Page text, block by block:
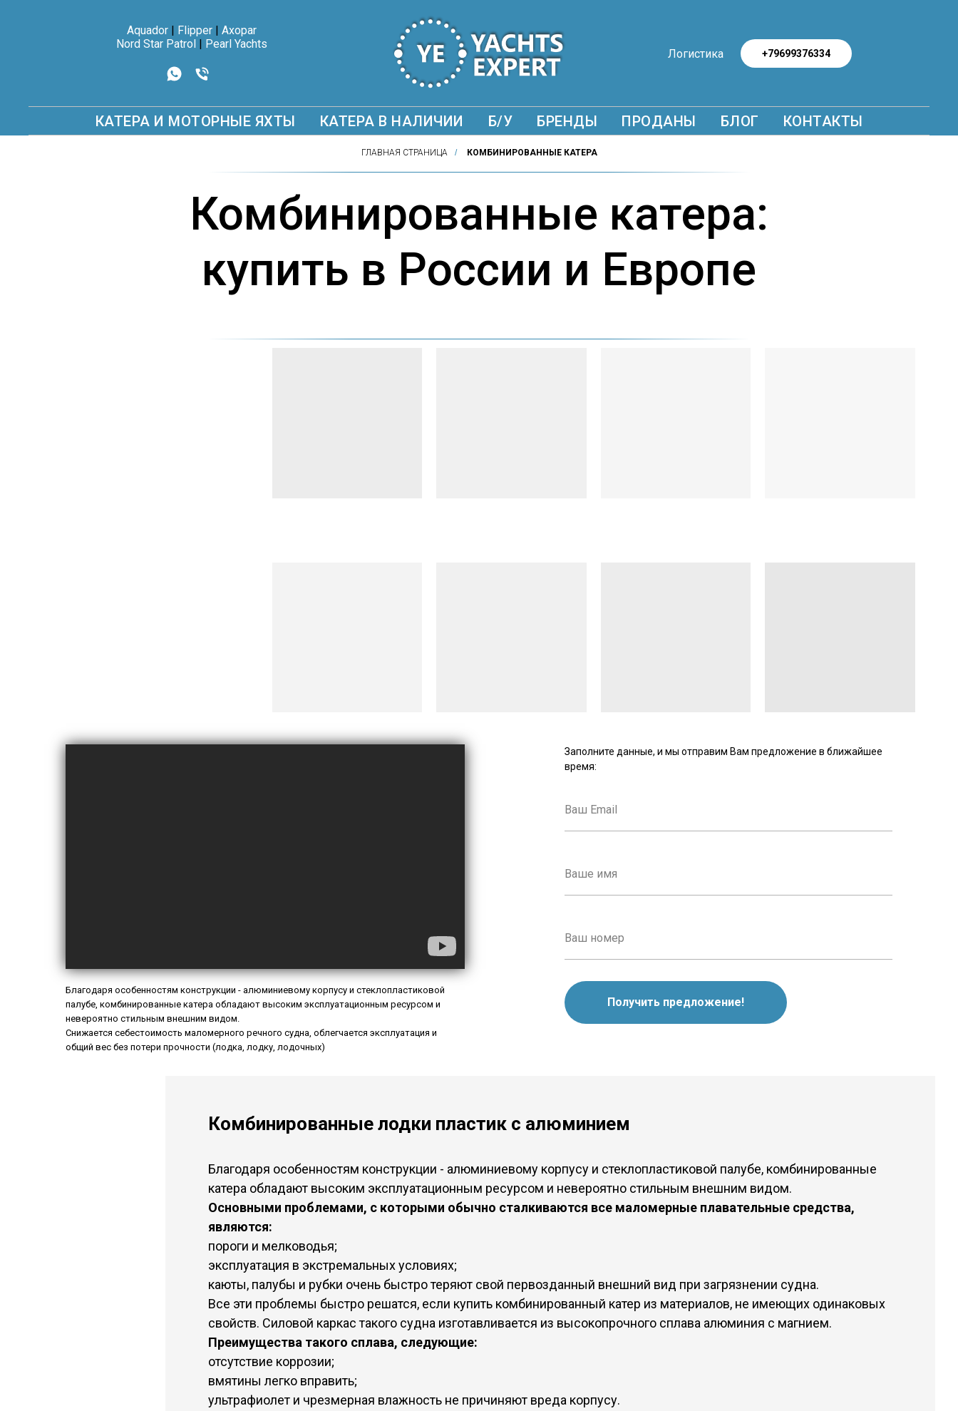
Aquador | Flipper | Axopar
Nord Star Patrol | Pearl Yachts
Логистика +79699376334
КАТЕРА И МОТОРНЫЕ ЯХТЫ КАТЕРА В НАЛИЧИИ Б/У БРЕНДЫ ПРОДАНЫ БЛОГ КОНТАКТЫ
ГЛАВНАЯ СТРАНИЦА / КОМБИНИРОВАННЫЕ КАТЕРА
Комбинированные катера:
купить в России и Европе
Благодаря особенностям конструкции - алюминиевому корпусу и стеклопластиковой
палубе, комбинированные катера обладают высоким эксплуатационным ресурсом и
невероятно стильным внешним видом.
Снижается себестоимость маломерного речного судна, облегчается эксплуатация и
общий вес без потери прочности (лодка, лодку, лодочных)
Заполните данные, и мы отправим Вам предложение в ближайшее
время:
Получить предложение!
Комбинированные лодки пластик с алюминием
Благодаря особенностям конструкции - алюминиевому корпусу и стеклопластиковой палубе, комбинированные
катера обладают высоким эксплуатационным ресурсом и невероятно стильным внешним видом.
Основными проблемами, с которыми обычно сталкиваются все маломерные плавательные средства,
являются:
пороги и мелководья;
эксплуатация в экстремальных условиях;
каюты, палубы и рубки очень быстро теряют свой первозданный внешний вид при загрязнении судна.
Все эти проблемы быстро решатся, если купить комбинированный катер из материалов, не имеющих одинаковых
свойств. Силовой каркас такого судна изготавливается из высокопрочного сплава алюминия с магнием.
Преимущества такого сплава, следующие:
отсутствие коррозии;
вмятины легко вправить;
ультрафиолет и чрезмерная влажность не причиняют вреда корпусу.